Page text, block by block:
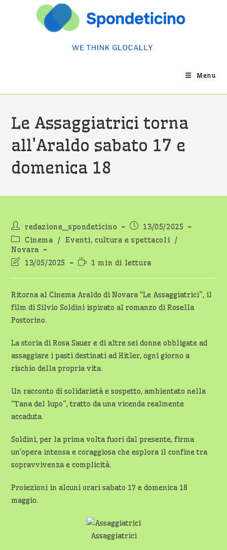
Menu
Le Assaggiatrici torna
all’Araldo sabato 17 e
domenica 18
Autore
dell'articolo:
redazione_spondeticino
Articolo
pubblicato:
13/05/2025
Categoria
dell'articolo:
Cinema / Eventi, cultura e spettacoli /
Novara
Ultima
dell'articolo:
13/05/2025
Tempo
lettura:
1 min di lettura
Ritorna al Cinema Araldo di Novara “Le Assaggiatrici”, il
film di Silvio Soldini ispirato al romanzo di Rosella
Postorino.
La storia di Rosa Sauer e di altre sei donne obbligate ad
assaggiare i pasti destinati ad Hitler, ogni giorno a
rischio della propria vita.
Un racconto di solidarietà e sospetto, ambientato nella
“Tana del lupo”, tratto da una vicenda realmente
accaduta.
Soldini, per la prima volta fuori dal presente, firma
un’opera intensa e coraggiosa che esplora il confine tra
sopravvivenza e complicità.
Proiezioni in alcuni orari sabato 17 e domenica 18
maggio.
Assaggiatrici